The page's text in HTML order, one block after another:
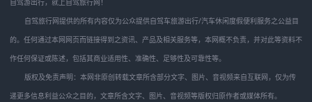
自驾游出行，就上自驾旅行网！
自驾旅行网提供的所有内容仅为公众提供自驾车旅游出行/汽车休闲度假便利服务之公益目
的。任何通过本网网页而链接得到之资讯、产品及相关服务等，本网概不负责，并对此等资料不
作任何保证或陈述，包括其商业适用性、准确性、足够性及可靠性等。
版权及免责声明：本网非原创转载文章所含部分文字、图片、音视频来自互联网，仅为传
递更多信息利益公众之目的，文章所含文字、图片、音视频等版权归原作者或媒体所有。